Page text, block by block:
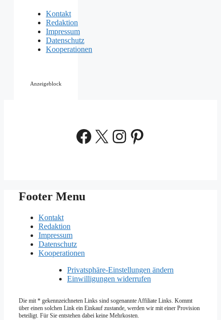
Kontakt
Redaktion
Impressum
Datenschutz
Kooperationen
Anzeigeblock
Facebook
X Instagram
Pinterest
Footer Menu
Kontakt
Redaktion
Impressum
Datenschutz
Kooperationen
Privatsphäre-Einstellungen ändern
Einwilligungen widerrufen
Die mit * gekennzeichneten Links sind sogenannte Affiliate Links. Kommt
über einen solchen Link ein Einkauf zustande, werden wir mit­ einer Provision
beteiligt. Für Sie entstehen dabei keine Mehrkosten.